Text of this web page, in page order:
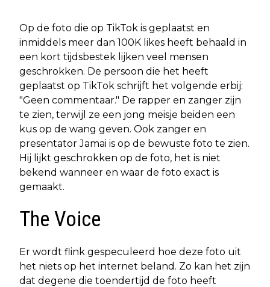
Op de foto die op TikTok is geplaatst en
inmiddels meer dan 100K likes heeft behaald in
een kort tijdsbestek lijken veel mensen
geschrokken. De persoon die het heeft
geplaatst op TikTok schrijft het volgende erbij:
"Geen commentaar." De rapper en zanger zijn
te zien, terwijl ze een jong meisje beiden een
kus op de wang geven. Ook zanger en
presentator Jamai is op de bewuste foto te zien.
Hij lijkt geschrokken op de foto, het is niet
bekend wanneer en waar de foto exact is
gemaakt.
The Voice
Er wordt flink gespeculeerd hoe deze foto uit
het niets op het internet beland. Zo kan het zijn
dat degene die toendertijd de foto heeft